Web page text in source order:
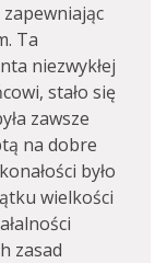
Ta
niezwykłej
stało się
zawsze
na dobre
było
wielkości
zasad